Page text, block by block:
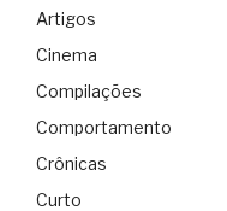
Artigos
Cinema
Compilações
Comportamento
Crônicas
Curto